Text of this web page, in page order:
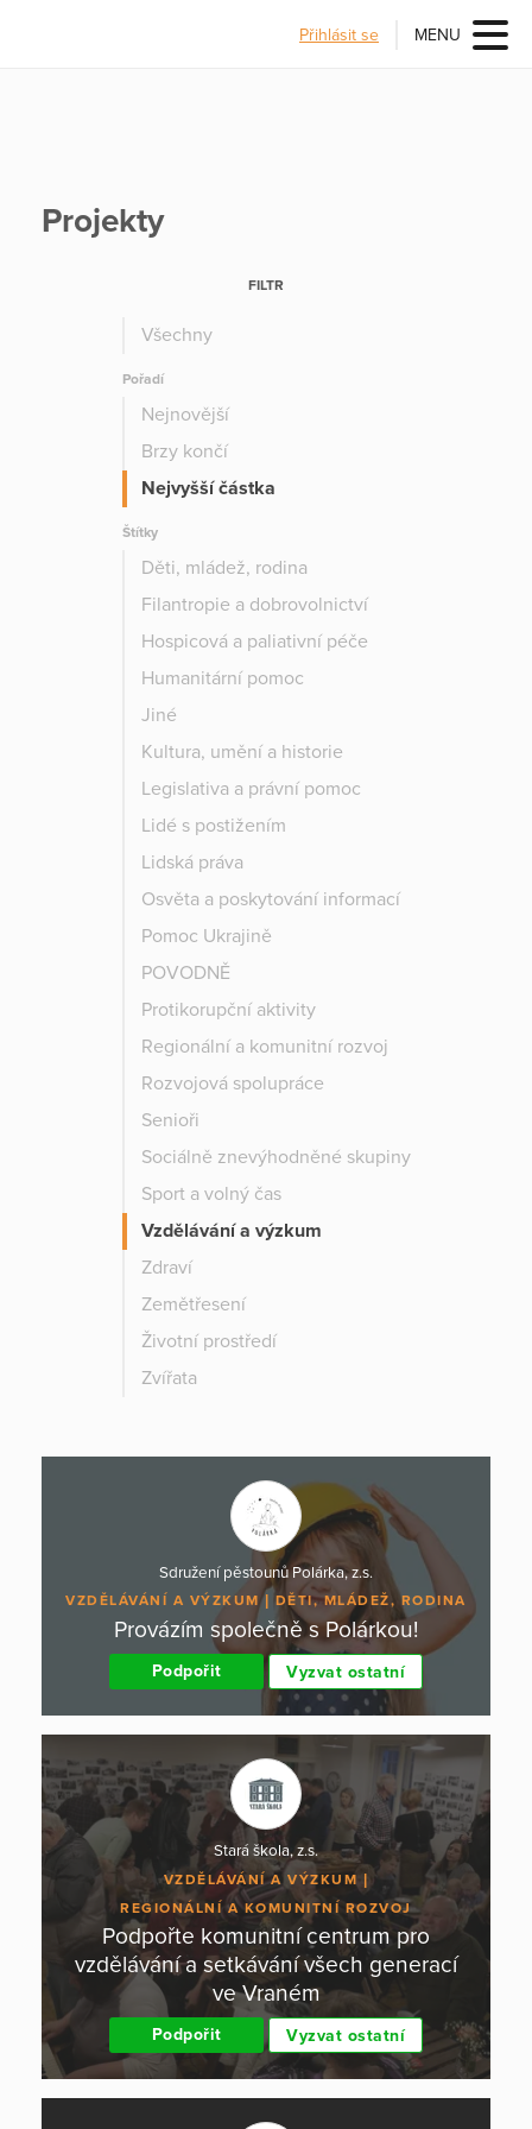
Přihlásit se MENU
Projekty
FILTR
Všechny
Pořadí
Nejnovější
Brzy končí
Nejvyšší částka
Štítky
Děti, mládež, rodina
Filantropie a dobrovolnictví
Hospicová a paliativní péče
Humanitární pomoc
Jiné
Kultura, umění a historie
Legislativa a právní pomoc
Lidé s postižením
Lidská práva
Osvěta a poskytování informací
Pomoc Ukrajině
POVODNĚ
Protikorupční aktivity
Regionální a komunitní rozvoj
Rozvojová spolupráce
Senioři
Sociálně znevýhodněné skupiny
Sport a volný čas
Vzdělávání a výzkum
Zdraví
Zemětřesení
Životní prostředí
Zvířata
Sdružení pěstounů Polárka, z.s.
VZDĚLÁVÁNÍ A VÝZKUM DĚTI, MLÁDEŽ, RODINA
Provázím společně s Polárkou!
Podpořit Vyzvat ostatní
Stará škola, z.s.
VZDĚLÁVÁNÍ A VÝZKUM
REGIONÁLNÍ A KOMUNITNÍ ROZVOJ
Podpořte komunitní centrum pro
vzdělávání a setkávání všech generací
ve Vraném
Podpořit Vyzvat ostatní